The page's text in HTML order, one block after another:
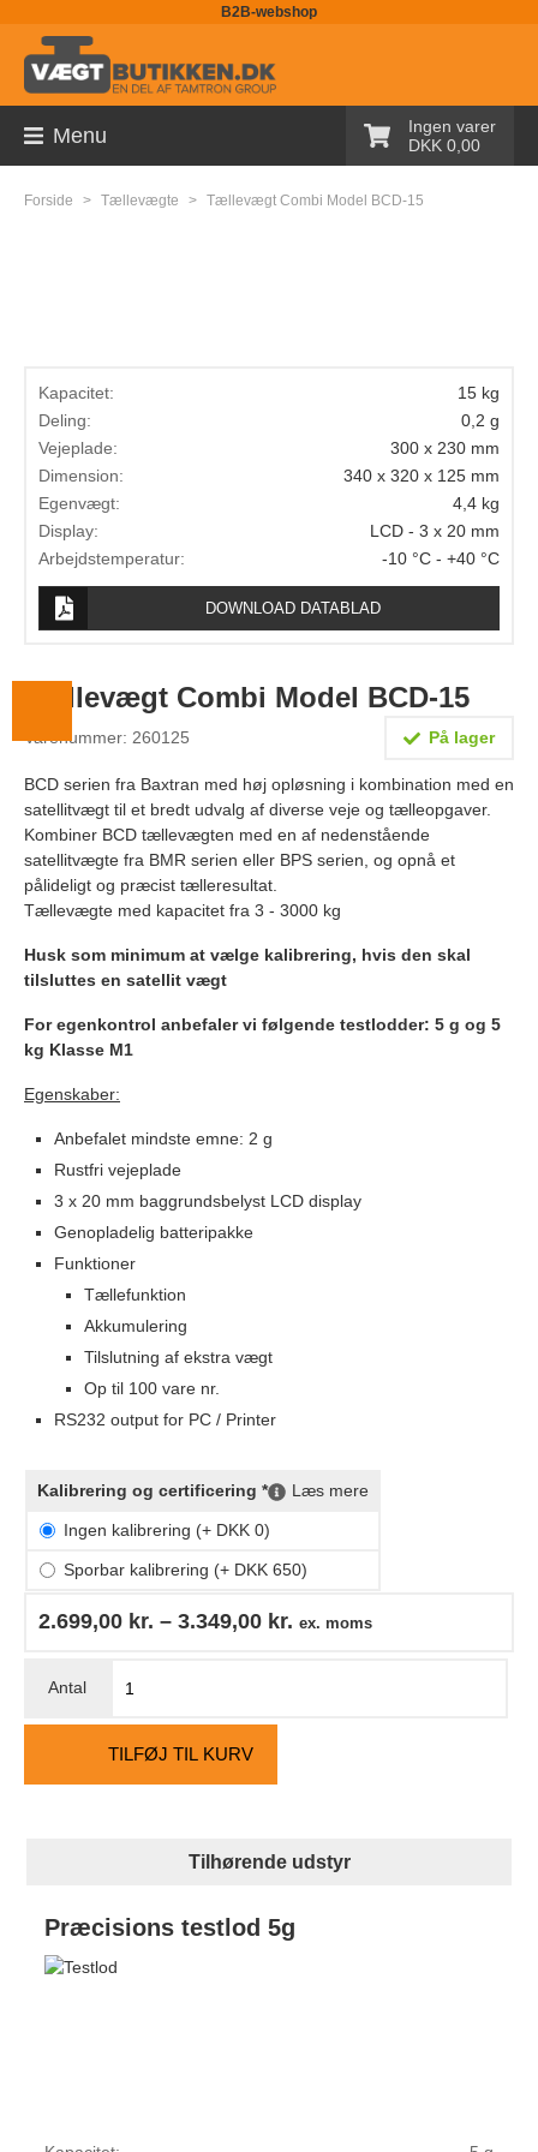
B2B-webshop
Menu
Ingen varer
DKK 0,00
Sortiment
Palleløfter med vægt
Pallevægte
Gulvvægte
Pakkevægte
Lægevægte
Veterinærvægte
Information
Om Vægtbutikken
Kalibrering og verifikation
Handelsbetingelser
Forside > Tællevægte > Tællevægt Combi Model BCD-15
Kapacitet:
15 kg
Deling:
0,2 g
Vejeplade:
300 x 230 mm
Dimension:
340 x 320 x 125 mm
Egenvægt:
4,4 kg
Display:
LCD - 3 x 20 mm
Arbejdstemperatur:
-10 °C - +40 °C
DOWNLOAD DATABLAD
Tællevægt Combi Model BCD-15
Varenummer: 260125 På lager
BCD serien fra Baxtran med høj opløsning i kombination med en
satellitvægt til et bredt udvalg af diverse veje og tælleopgaver.
Kombiner BCD tællevægten med en af nedenstående
satellitvægte fra BMR serien eller BPS serien, og opnå et
pålideligt og præcist tælleresultat.
Tællevægte med kapacitet fra 3 - 3000 kg
Husk som minimum at vælge kalibrering, hvis den skal
tilsluttes en satellit vægt
For egenkontrol anbefaler vi følgende testlodder: 5 g og 5
kg Klasse M1
Egenskaber:
Anbefalet mindste emne: 2 g
Rustfri vejeplade
3 x 20 mm baggrundsbelyst LCD display
Genopladelig batteripakke
Funktioner
Tællefunktion
Akkumulering
Tilslutning af ekstra vægt
Op til 100 vare nr.
RS232 output for PC / Printer
Kalibrering og certificering * Læs mere
Ingen kalibrering (+ DKK 0)
Sporbar kalibrering (+ DKK 650)
2.699,00 kr. – 3.349,00 kr. ex. moms
TILFØJ TIL KURV
Tilhørende udstyr
Præcisions testlod 5g